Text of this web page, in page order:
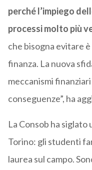
perché l’impiego
processi molto più
che bisogna evitare
finanza. La nuova
meccanismi
conseguenze”, ha
La Consob ha
Torino: gli studenti
laurea sul campo.